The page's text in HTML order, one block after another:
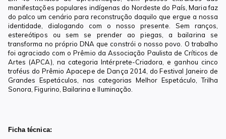
manifestações populares indígenas do Nordeste do País, Maria faz
do palco um cenário para reconstrução daquilo que ergue a nossa
identidade, dialogando com o nosso presente. Sem ranços,
estereótipos ou sem se prender ao piegas, a bailarina se
transforma no próprio DNA que constrói o nosso povo. O trabalho
foi agraciado com o Prêmio da Associação Paulista de Críticos de
Artes (APCA), na categoria Intérprete-Criadora, e ganhou cinco
troféus do Prêmio Apacepe de Dança 2014, do Festival Janeiro de
Grandes Espetáculos, nas categorias Melhor Espetáculo, Trilha
Sonora, Figurino, Bailarina e Iluminação.
Ficha técnica: